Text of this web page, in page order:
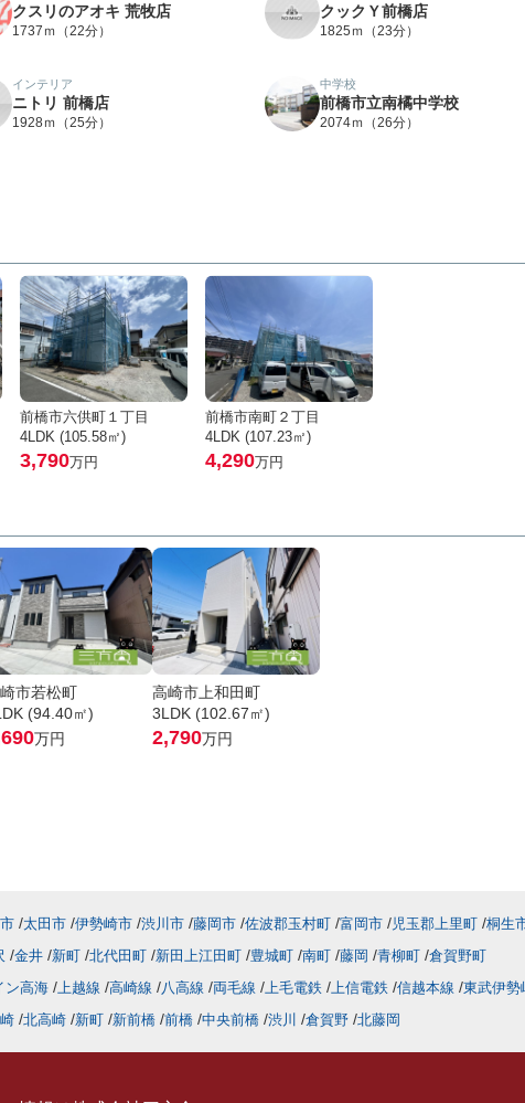
クスリのアオキ 荒牧店
1737ｍ（22分）
クックＹ前橋店
1825ｍ（23分）
インテリア
ニトリ 前橋店
1928ｍ（25分）
中学校
前橋市立南橘中学校
2074ｍ（26分）
前橋市六供町１丁目
4LDK (105.58㎡)
3,790万円
前橋市南町２丁目
4LDK (107.23㎡)
4,290万円
市若松町
(94.40㎡)
万円
高崎市上和田町
3LDK (102.67㎡)
2,790万円
太田市 伊勢崎市 渋川市 藤岡市 佐波郡玉村町 富岡市 児玉郡上里町 桐生
金井 新町 北代田町 新田上江田町 豊城町 南町 藤岡 青柳町 倉賀野町
ン高海 上越線 高崎線 八高線 両毛線 上毛電鉄 上信電鉄 信越本線 東武伊勢
北高崎 新町 新前橋 前橋 中央前橋 渋川 倉賀野 北藤岡